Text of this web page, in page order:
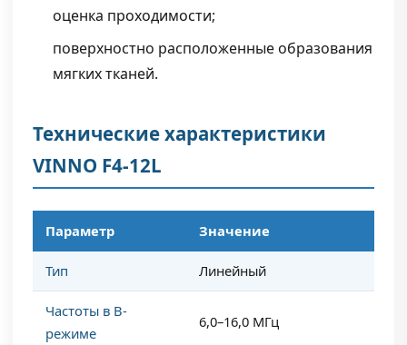
оценка проходимости;
поверхностно расположенные образования
мягких тканей.
Технические характеристики
VINNO F4-12L
Параметр Значение
Тип Линейный
Частоты в B-
режиме
6,0–16,0 МГц